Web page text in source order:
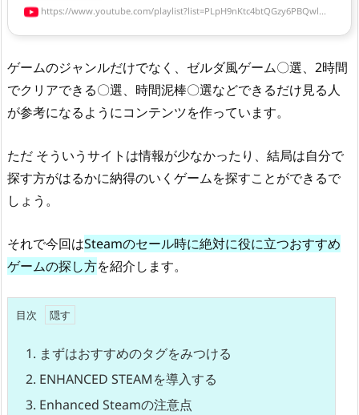
https://www.youtube.com/playlist?list=PLpH9nKtc4btQGzy6PBQwl...
ゲームのジャンルだけでなく、ゼルダ風ゲーム〇選、2時間
でクリアできる〇選、時間泥棒〇選などできるだけ見る人
が参考になるようにコンテンツを作っています。
ただ そういうサイトは情報が少なかったり、結局は自分で
探す方がはるかに納得のいくゲームを探すことができるで
しょう。
それで今回はSteamのセール時に絶対に役に立つおすすめ
ゲームの探し方を紹介します。
目次
1. まずはおすすめのタグをみつける
2. ENHANCED STEAMを導入する
3. Enhanced Steamの注意点